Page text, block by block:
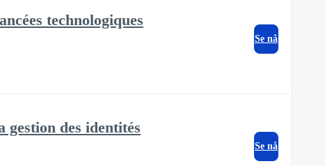
technologiques
Se nå
des identités
Se nå